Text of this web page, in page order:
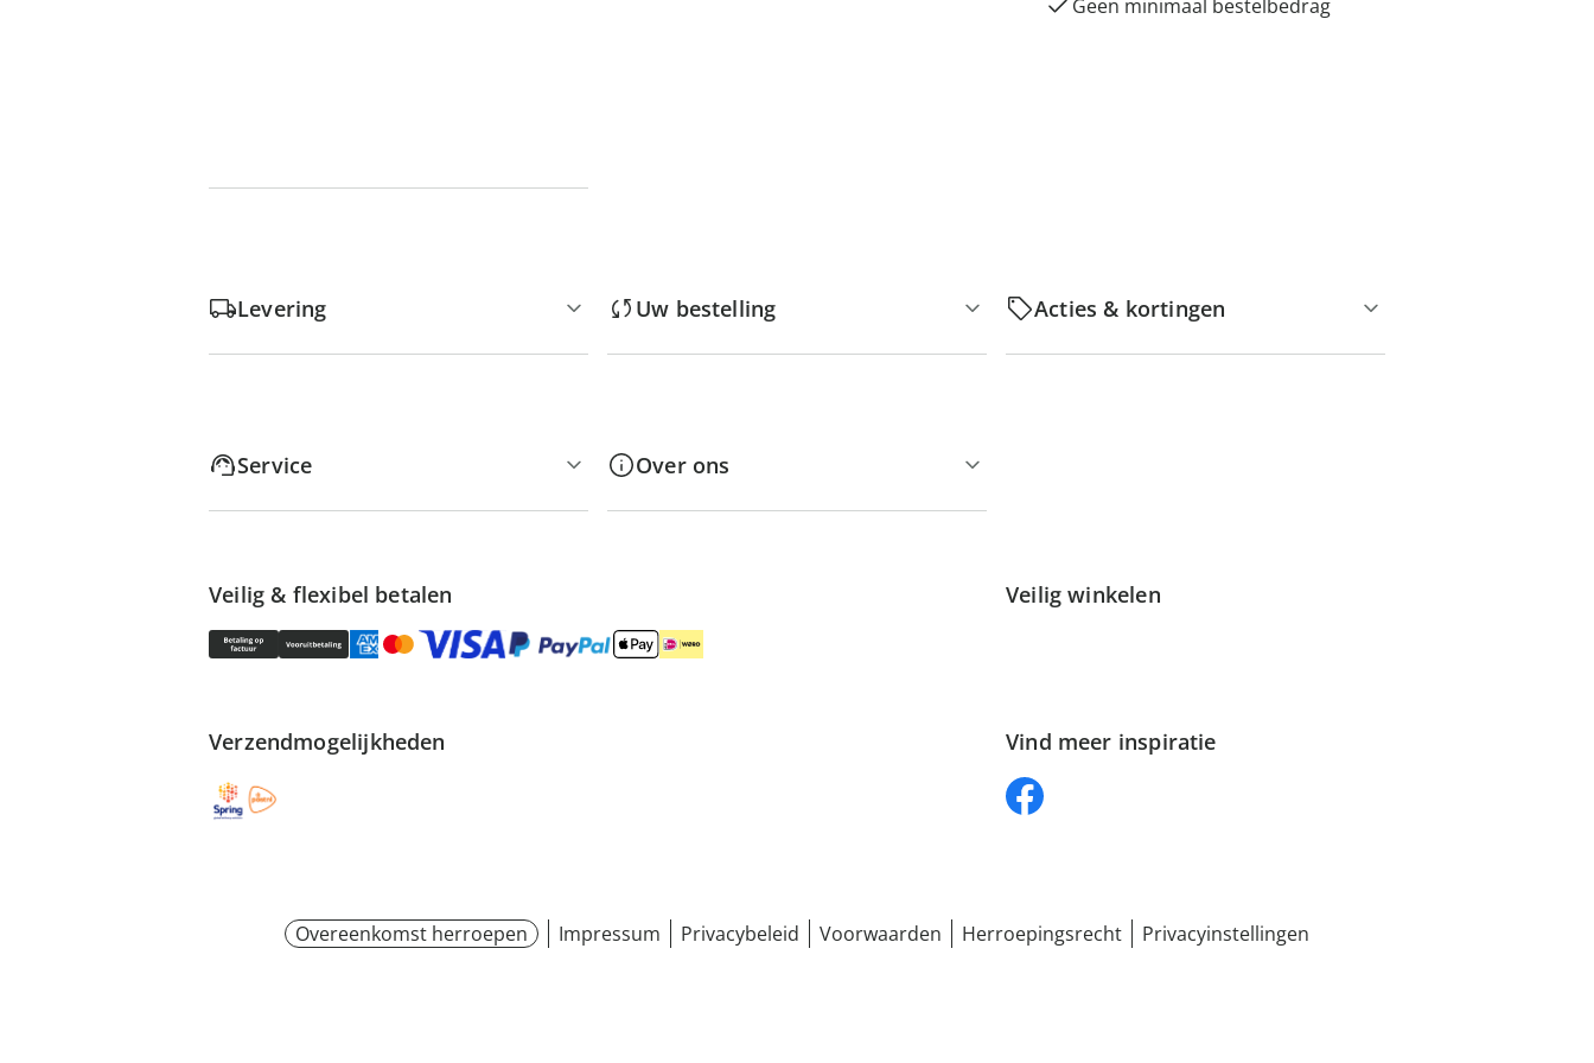
Geen minimaal bestelbedrag
Levering Uw bestelling Acties & kortingen
Service Over ons
Veilig & flexibel betalen Veilig winkelen
Verzendmogelijkheden Vind meer inspiratie
Overeenkomst herroepen Impressum Privacybeleid Voorwaarden Herroepingsrecht Privacyinstellingen